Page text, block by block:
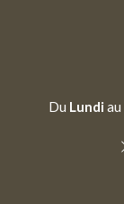
Du Lundi au